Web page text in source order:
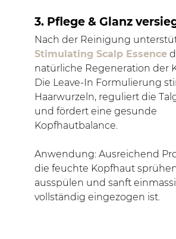
3. Pflege & Glanz
Nach der Reinigung
Stimulating Scalp Essence
natürliche Regeneration der
Die Leave-In Formulierung
Haarwurzeln, reguliert die
und fördert eine gesunde
Kopfhautbalance.
Anwendung: Ausreichend
die feuchte Kopfhaut
ausspülen und sanft
vollständig eingezogen ist.